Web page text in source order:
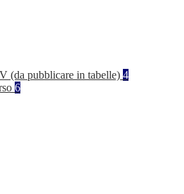
(da pubblicare in tabelle) 4
6